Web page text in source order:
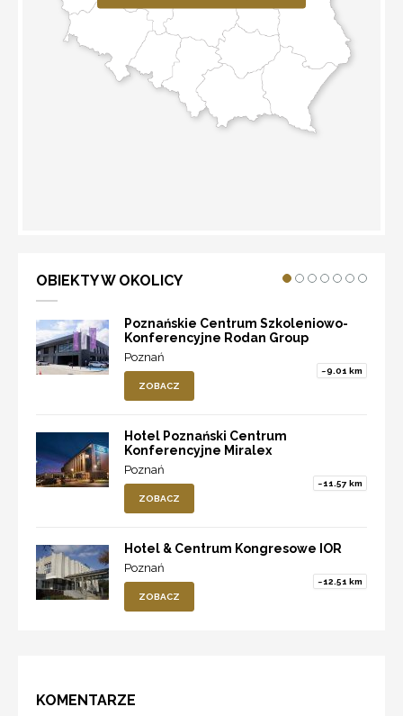
OBIEKTY W OKOLICY
Poznańskie Centrum Szkoleniowo-
Konferencyjne Rodan Group
Poznań
~9.01 km
ZOBACZ
Hotel Poznański Centrum
Konferencyjne Miralex
Poznań
~11.57 km
ZOBACZ
Hotel & Centrum Kongresowe IOR
Poznań
~12.51 km
ZOBACZ
KOMENTARZE